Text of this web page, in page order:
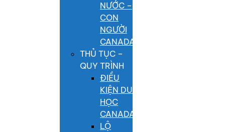
NƯỚC –
CON
NGƯỜI
CANADA
THỦ TỤC –
QUY TRÌNH
ĐIỀU
KIỆN DU
HỌC
CANADA
LỘ